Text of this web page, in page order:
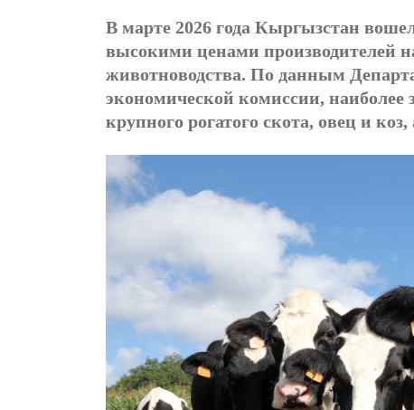
В марте 2026 года Кыргызстан
высокими ценами производителей
животноводства. По данным
экономической комиссии, наиболее
крупного рогатого скота, овец и